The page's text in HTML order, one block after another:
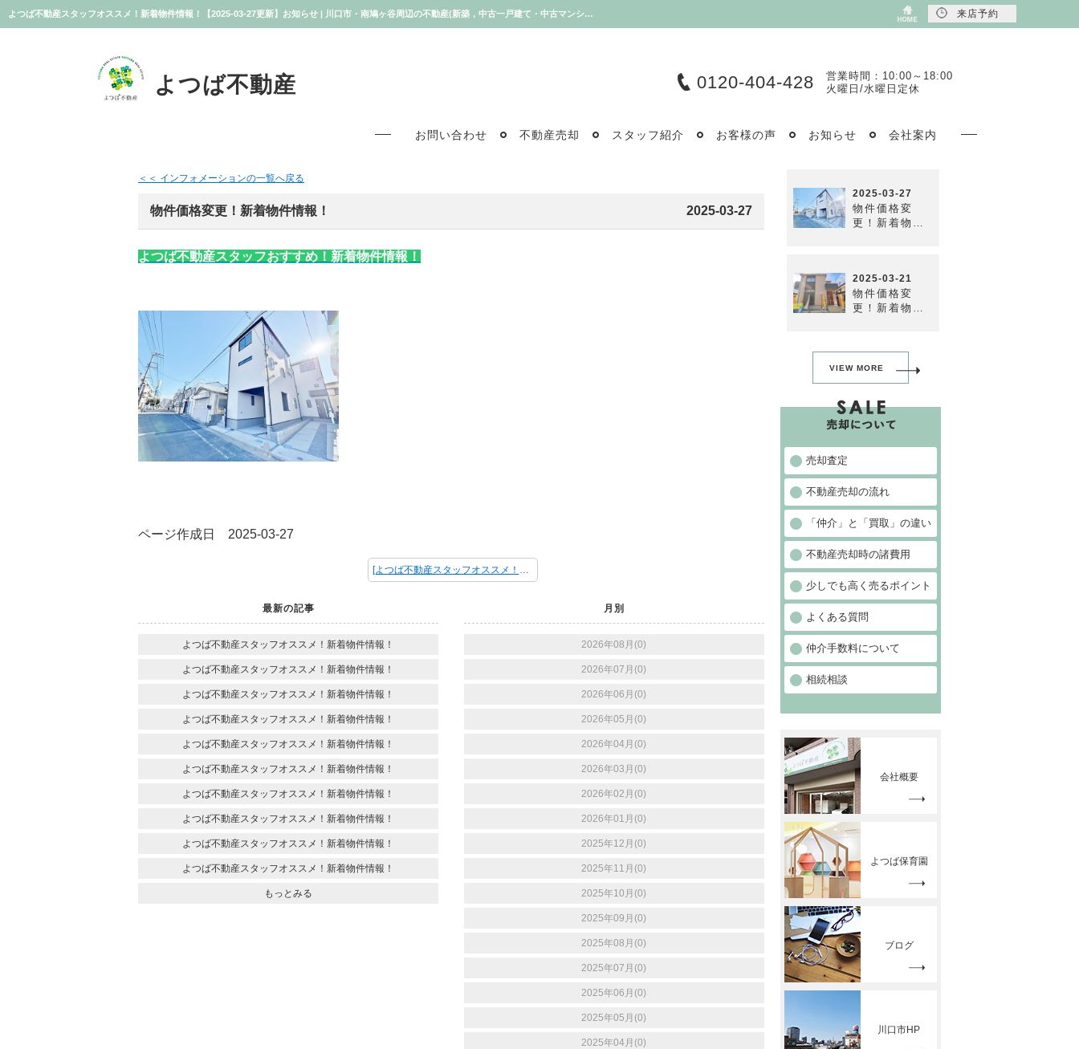
よつば不動産スタッフオススメ！新着物件情報！【2025-03-27更新】お知らせ | 川口市・南鳩ヶ谷周辺の不動産(新築，中古一戸建て・中古マンション・土地)のことならよつば不動産
よつば不動産 0120-404-428
営業時間：10:00～18:00
火曜日/水曜日定休
お問い合わせ 不動産売却 スタッフ紹介 お客様の声 お知らせ 会社案内
＜＜ インフォメーションの一覧へ戻る
物件価格変更！新着物件情報！ 2025-03-27
よつば不動産スタッフおすすめ！新着物件情報！
ページ作成日 2025-03-27
最新の記事
よつば不動産スタッフオススメ！新着物件情報！
よつば不動産スタッフオススメ！新着物件情報！
よつば不動産スタッフオススメ！新着物件情報！
よつば不動産スタッフオススメ！新着物件情報！
よつば不動産スタッフオススメ！新着物件情報！
よつば不動産スタッフオススメ！新着物件情報！
よつば不動産スタッフオススメ！新着物件情報！
よつば不動産スタッフオススメ！新着物件情報！
よつば不動産スタッフオススメ！新着物件情報！
よつば不動産スタッフオススメ！新着物件情報！
もっとみる
月別
2026年08月(0)
2026年07月(0)
2026年06月(0)
2026年05月(0)
2026年04月(0)
2026年03月(0)
2026年02月(0)
2026年01月(0)
2025年12月(0)
2025年11月(0)
2025年10月(0)
2025年09月(0)
2025年08月(0)
2025年07月(0)
2025年06月(0)
2025年05月(0)
2025年04月(0)
VIEW MORE
売却査定
不動産売却の流れ
「仲介」と「買取」の違い
不動産売却時の諸費用
少しでも高く売るポイント
よくある質問
仲介手数料について
相続相談
会社概要
よつば保育園
ブログ
川口市HP
来店予約